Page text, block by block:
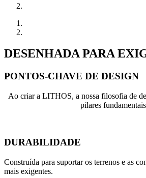
DESENHADA PARA
PONTOS-CHAVE DE DESIGN
Ao criar a LITHOS, a nossa filosofia de
pilares
DURABILIDADE
Construída para suportar os terrenos e as
mais exigentes.